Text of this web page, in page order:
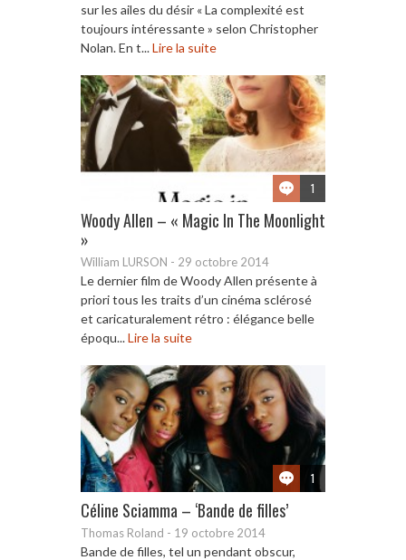
sur les ailes du désir « La complexité est
toujours intéressante » selon Christopher
Nolan. En t...Lire la suite
1
Woody Allen – « Magic In The Moonlight
»
William LURSON - 29 octobre 2014
Le dernier film de Woody Allen présente à
priori tous les traits d’un cinéma sclérosé
et caricaturalement rétro : élégance belle
époqu...Lire la suite
1
Céline Sciamma – ‘Bande de filles’
Thomas Roland - 19 octobre 2014
Bande de filles, tel un pendant obscur,